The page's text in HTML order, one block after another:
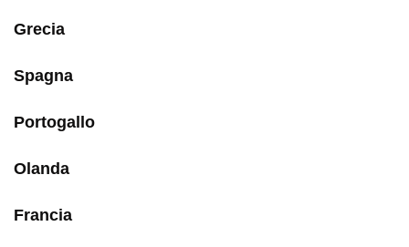
Grecia
Spagna
Portogallo
Olanda
Francia